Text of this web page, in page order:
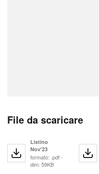
File da scaricare
Listino
Nov'23
formato: .pdf -
dim: 59KB